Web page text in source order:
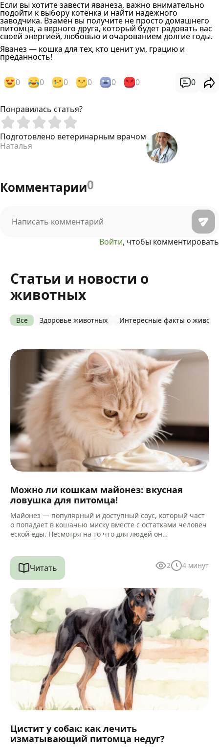
Если вы хотите завести яванеза, важно внимательно
подойти к выбору котёнка и найти надёжного
заводчика. Взамен вы получите не просто домашнего
питомца, а верного друга, который будет радовать вас
своей энергией, любовью и очарованием долгие годы.
Яванез — кошка для тех, кто ценит ум, грацию и
преданность!
0 0 0 0 0 0 0
Понравилась статья?
Подготовлено ветеринарным врачом
Наталья
Комментарии0
Войти, чтобы комментировать
Статьи и новости о
животных
Все Здоровье животных Интересные факты о
Можно ли кошкам майонез: вкусная
ловушка для питомца!
Майонез — популярный и доступный соус, который част
о попадает в кошачью миску вместе с остатками человеч
еской еды. Несмотря на то что для людей он…
Читать 2 4 минут
Цистит у собак: как лечить
изматывающий питомца недуг?